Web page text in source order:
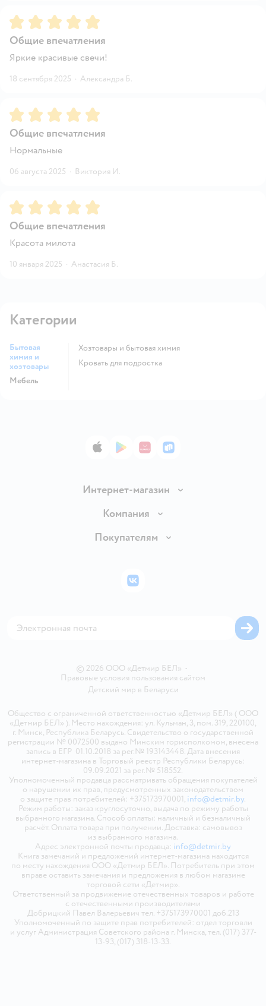
Рейтинг:5
Общие впечатления
Яркие красивые свечи!
18 сентября 2025 · Александра Б.
Рейтинг:5
Общие впечатления
Нормальные
06 августа 2025 · Виктория И.
Рейтинг:5
Общие впечатления
Красота милота
10 января 2025 · Анастасия Б.
Категории
Бытовая
химия и
хозтовары
Мебель
Хозтовары и бытовая химия
Кровать для подростка
App StoreGoogle Play
AppGallery
RuStore
Интернет-магазин
Доставка и оплата
Правила продажи
Политика использования файлов cookie
Компания
Вакансии
Покупателям
Бонусные карты
© 2026 ООО «Детмир БЕЛ» •
Правовые условия пользования сайтом
Детский мир в Беларуси
Общество с ограниченной ответственностью «Детмир БЕЛ» ( ООО
«Детмир БЕЛ» ). Место нахождения: ул. Кульман, 3, пом. 319, 220100,
г. Минск, Республика Беларусь. Свидетельство о государственной
регистрации № 0072500 выдано Минским горисполкомом, внесена
запись в ЕГР 01.10.2018 за рег.№ 193143448. Дата внесения
интернет-магазина в Торговый реестр Республики Беларусь:
09.09.2021 за рег.№ 518552.
Уполномоченный продавца рассматривать обращения покупателей
о нарушении их прав, предусмотренных законодательством
о защите прав потребителей: +375173970001, info@detmir.by.
Режим работы: заказ круглосуточно, выдача по режиму работы
выбранного магазина. Способ оплаты: наличный и безналичный
расчёт. Оплата товара при получении. Доставка: самовывоз
из выбранного магазина.
Адрес электронной почты продавца: info@detmir.by
Книга замечаний и предложений интернет-магазина находится
по месту нахождения ООО «Детмир БЕЛ». Потребитель при этом
вправе оставить замечания и предложения в любом магазине
торговой сети «Детмир».
Ответственный за продвижение отечественных товаров и работе
с отечественными производителями
Добрицкий Павел Валерьевич тел. +375173970001 доб.213
Уполномоченный по защите прав потребителей: отдел торговли
и услуг Администрация Советского района г. Минска, тел. (017) 377-
13-93, (017) 318-13-33.
ВКонтакте